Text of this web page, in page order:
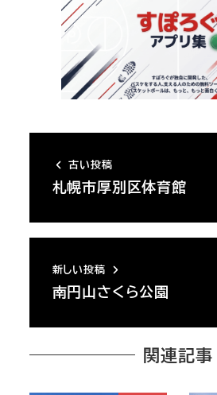
古い投稿
札幌市厚別区体育館
新しい投稿
南円山さくら公園
関連記事